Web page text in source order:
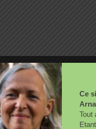
Ce
Tout